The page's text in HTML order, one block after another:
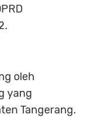
oleh
yang
Tangerang.